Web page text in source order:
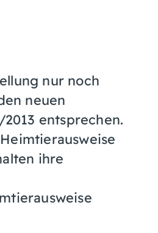
nur noch
neuen
entsprechen.
ihre